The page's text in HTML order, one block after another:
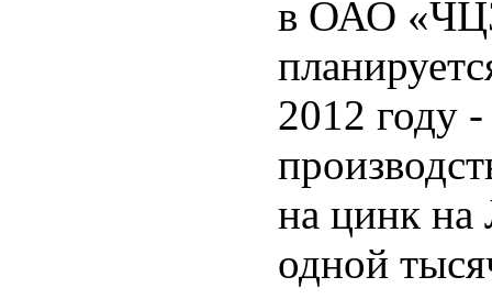
в ОАО
2012 году
на цинк на
одной